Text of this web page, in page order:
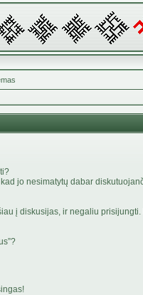
jo nesimatytų dabar
į diskusijas, ir negaliu prisijungti.